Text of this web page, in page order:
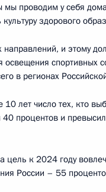
центра
куб»
Александру
мы проводим у себя
здорового
и этому
спортивных
в регионах
лет число тех, кто
40 процентов и
цель к 2024 году
России – 55